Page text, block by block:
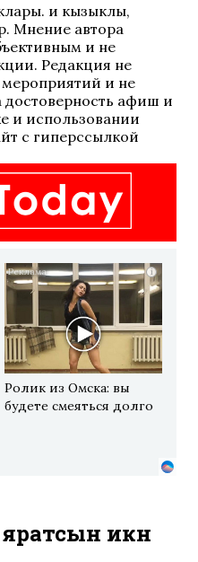
иң кызыклы,
Мнение автора
и не
Редакция не
мероприятий и не
достоверность афиш и
и использовании
с гиперссылкой
i
Ролик из Омска: вы
будете смеяться долго
икән